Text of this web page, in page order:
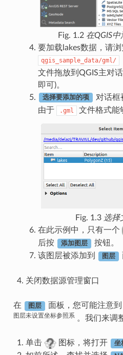
Fig. 1.2 在QGIS
要加载lakes数据，请
qgis_sample_data/gml/
文件拖放到QGIS主对
即可)。
选择要添加的项
对话框
由于
.gml 文件格式能
Fig. 1.3 选择
在此示例中，只有一个
后按
添加图层
按钮。
该图层被添加到
图层
关闭数据源管理窗口
在 图层 面板，您可能注意到
图层未设置坐标参照系。我们来调
单击 图标，将打开 坐